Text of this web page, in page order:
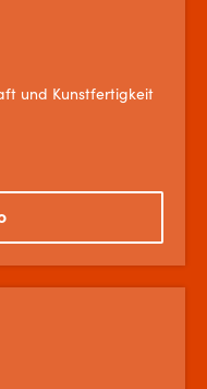
und Kunstfertigkeit